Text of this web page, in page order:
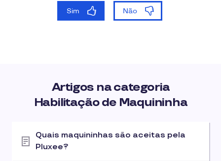
Artigos na categoria
Habilitação de Maquininha
Quais maquininhas são aceitas pela
Pluxee?